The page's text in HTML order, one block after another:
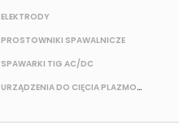
ELEKTRODY
PROSTOWNIKI SPAWALNICZE
SPAWARKI TIG AC/DC
URZĄDZENIA DO CIĘCIA PLAZMOWEGO